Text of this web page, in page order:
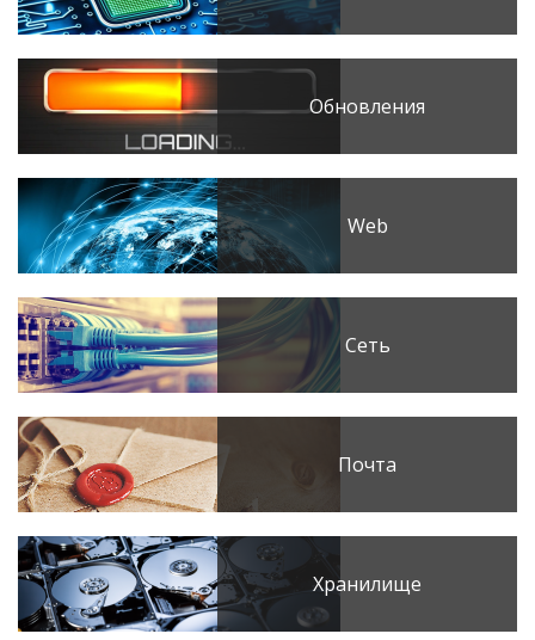
Обновления
Web
Сеть
Почта
Хранилище